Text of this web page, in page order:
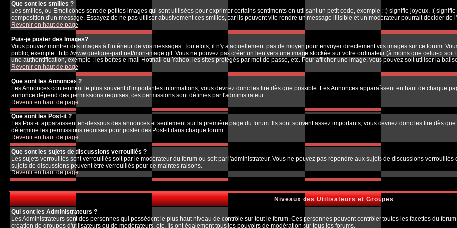
Que sont les smilies ?
Les smilies, ou Emoticônes sont de petites images qui sont utilisées pour exprimer certains sentiments en utilisant un petit code, exemple : :) signifie joyeux, :(
composition d'un message. Essayez de ne pas utiliser abusivement ces smilies, car ils peuvent vite rendre un message illisible et un modérateur pourrait décider de
Revenir en haut de page
Puis-je poster des Images?
Vous pouvez montrer des images à l'intérieur de vos messages. Toutefois, il n'y a actuellement pas de moyen pour envoyer directement vos images sur ce forum.
public, exemple : http://www.quelque-part.net/mon-image.gif. Vous ne pouvez pas créer un lien vers une image stockée sur votre ordinateur (à moins que celui-ci
une authentification, exemple : les boîtes e-mail Hotmail ou Yahoo, les sites protégés par mot de passe, etc. Pour afficher une image, vous pouvez soit utiliser la
Revenir en haut de page
Que sont les Annonces ?
Les Annonces contiennent le plus souvent d'importantes informations; vous devriez donc les lire dès que possible. Les Annonces apparaîssent en haut de chaque
annonce dépend des permissions requises; ces permissions sont définies par l'administrateur.
Revenir en haut de page
Que sont les Post-it ?
Les Post-it apparaissent en-dessous des annonces et seulement sur la première page du forum. Ils sont souvent assez importants; vous devriez donc les lire dès
détermine les permissions requises pour poster des Post-it dans chaque forum.
Revenir en haut de page
Que sont les sujets de discussions verrouillés ?
Les sujets verrouillés sont verrouillés soit par le modérateur du forum ou soit par l'administrateur. Vous ne pouvez pas répondre aux sujets de discussions
sujets de discussions peuvent être verrouillés pour de maintes raisons.
Revenir en haut de page
Niveaux des Utilisateurs et Groupes
Qui sont les Administrateurs ?
Les Administrateurs sont des personnes qui possèdent le plus haut niveau de contrôle sur tout le forum. Ces personnes peuvent contrôler toutes les facettes du
création de groupes d'utilisateurs ou de modérateurs, etc. Ils ont également tous les pouvoirs de modération sur tous les forums.